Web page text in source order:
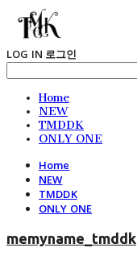
LOG IN 로그인
Home
NEW
TMDDK
ONLY ONE
Home
NEW
TMDDK
ONLY ONE
memyname_tmddk